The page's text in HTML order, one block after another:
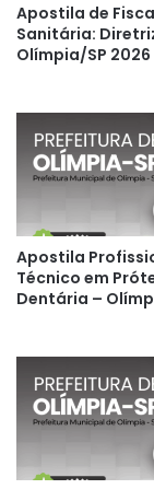
Apostila de
Sanitária:
Olímpia/SP 2026
Apostila
Técnico em
Dentária –